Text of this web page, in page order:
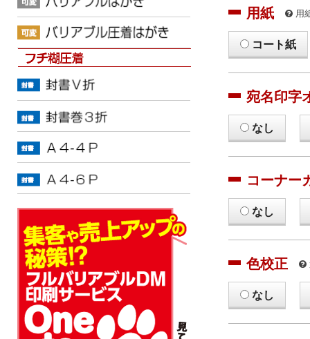
用紙 用
コート紙
宛名印字
なし
コーナー
なし
色校正
なし